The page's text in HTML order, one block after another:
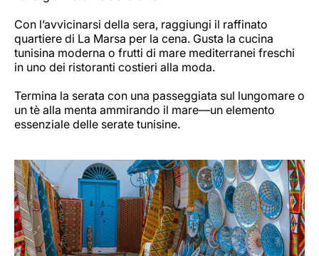
Con l’avvicinarsi della sera, raggiungi il raffinato
quartiere di La Marsa per la cena. Gusta la cucina
tunisina moderna o frutti di mare mediterranei freschi
in uno dei ristoranti costieri alla moda.
Termina la serata con una passeggiata sul lungomare o
un tè alla menta ammirando il mare—un elemento
essenziale delle serate tunisine.